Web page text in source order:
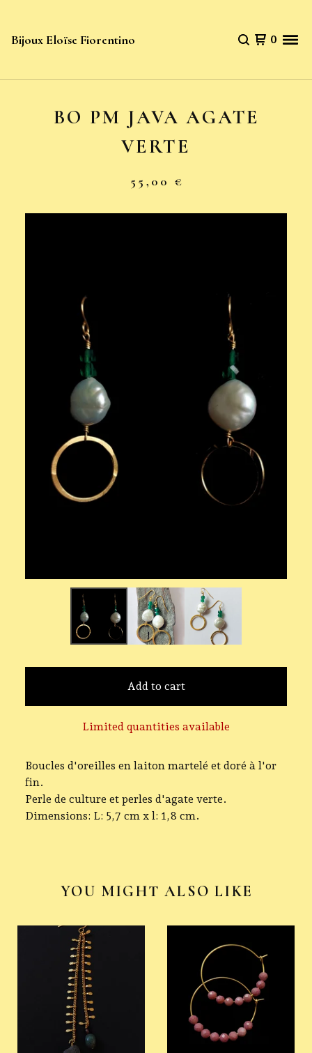
Bijoux Eloïse Fiorentino 0
BO PM JAVA AGATE
VERTE
55,00 €
Add to cart
Limited quantities available
Boucles d'oreilles en laiton martelé et doré à l'or
fin.
Perle de culture et perles d'agate verte.
Dimensions: L: 5,7 cm x l: 1,8 cm.
YOU MIGHT ALSO LIKE